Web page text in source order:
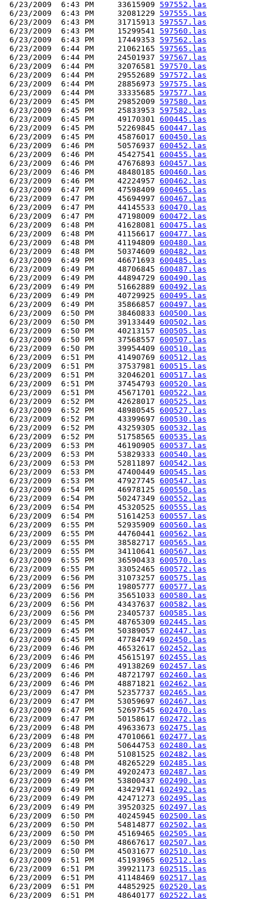
6/23/2009  6:43 PM     33615909 597552.las
6/23/2009  6:43 PM     32081229 597555.las
6/23/2009  6:43 PM     31715913 597557.las
6/23/2009  6:43 PM     15299541 597560.las
6/23/2009  6:43 PM     17449353 597562.las
6/23/2009  6:44 PM     21062165 597565.las
6/23/2009  6:44 PM     24501937 597567.las
6/23/2009  6:44 PM     32076581 597570.las
6/23/2009  6:44 PM     29552689 597572.las
6/23/2009  6:44 PM     28856973 597575.las
6/23/2009  6:44 PM     33335685 597577.las
6/23/2009  6:45 PM     29852009 597580.las
6/23/2009  6:45 PM     25833953 597582.las
6/23/2009  6:45 PM     49170301 600445.las
6/23/2009  6:45 PM     52269845 600447.las
6/23/2009  6:45 PM     45876017 600450.las
6/23/2009  6:46 PM     50576937 600452.las
6/23/2009  6:46 PM     45427541 600455.las
6/23/2009  6:46 PM     47676893 600457.las
6/23/2009  6:46 PM     48480185 600460.las
6/23/2009  6:46 PM     42224957 600462.las
6/23/2009  6:47 PM     47598409 600465.las
6/23/2009  6:47 PM     45694997 600467.las
6/23/2009  6:47 PM     44145533 600470.las
6/23/2009  6:47 PM     47198009 600472.las
6/23/2009  6:48 PM     41628081 600475.las
6/23/2009  6:48 PM     41156617 600477.las
6/23/2009  6:48 PM     41194809 600480.las
6/23/2009  6:48 PM     50374609 600482.las
6/23/2009  6:49 PM     46671693 600485.las
6/23/2009  6:49 PM     48706845 600487.las
6/23/2009  6:49 PM     44894729 600490.las
6/23/2009  6:49 PM     51662889 600492.las
6/23/2009  6:49 PM     40729925 600495.las
6/23/2009  6:49 PM     35866857 600497.las
6/23/2009  6:50 PM     38460833 600500.las
6/23/2009  6:50 PM     39133449 600502.las
6/23/2009  6:50 PM     40213157 600505.las
6/23/2009  6:50 PM     37568557 600507.las
6/23/2009  6:50 PM     39954409 600510.las
6/23/2009  6:51 PM     41490769 600512.las
6/23/2009  6:51 PM     37537981 600515.las
6/23/2009  6:51 PM     32046201 600517.las
6/23/2009  6:51 PM     37454793 600520.las
6/23/2009  6:51 PM     45671701 600522.las
6/23/2009  6:52 PM     42628017 600525.las
6/23/2009  6:52 PM     48980545 600527.las
6/23/2009  6:52 PM     43399697 600530.las
6/23/2009  6:52 PM     43259305 600532.las
6/23/2009  6:52 PM     51758565 600535.las
6/23/2009  6:53 PM     46190905 600537.las
6/23/2009  6:53 PM     53829333 600540.las
6/23/2009  6:53 PM     52811897 600542.las
6/23/2009  6:53 PM     47400449 600545.las
6/23/2009  6:53 PM     47927745 600547.las
6/23/2009  6:54 PM     46978125 600550.las
6/23/2009  6:54 PM     50247349 600552.las
6/23/2009  6:54 PM     45320525 600555.las
6/23/2009  6:54 PM     51614253 600557.las
6/23/2009  6:55 PM     52935909 600560.las
6/23/2009  6:55 PM     44760441 600562.las
6/23/2009  6:55 PM     38582717 600565.las
6/23/2009  6:55 PM     34110641 600567.las
6/23/2009  6:55 PM     36590433 600570.las
6/23/2009  6:55 PM     33052465 600572.las
6/23/2009  6:56 PM     31073257 600575.las
6/23/2009  6:56 PM     19805777 600577.las
6/23/2009  6:56 PM     35651033 600580.las
6/23/2009  6:56 PM     43437637 600582.las
6/23/2009  6:56 PM     23405737 600585.las
6/23/2009  6:45 PM     48765309 602445.las
6/23/2009  6:45 PM     50389057 602447.las
6/23/2009  6:45 PM     47784749 602450.las
6/23/2009  6:46 PM     46532617 602452.las
6/23/2009  6:46 PM     45615197 602455.las
6/23/2009  6:46 PM     49138269 602457.las
6/23/2009  6:46 PM     48721797 602460.las
6/23/2009  6:46 PM     48871821 602462.las
6/23/2009  6:47 PM     52357737 602465.las
6/23/2009  6:47 PM     53059697 602467.las
6/23/2009  6:47 PM     52697545 602470.las
6/23/2009  6:47 PM     50158617 602472.las
6/23/2009  6:48 PM     49633673 602475.las
6/23/2009  6:48 PM     47010661 602477.las
6/23/2009  6:48 PM     50644753 602480.las
6/23/2009  6:48 PM     51081525 602482.las
6/23/2009  6:48 PM     48265229 602485.las
6/23/2009  6:49 PM     49202473 602487.las
6/23/2009  6:49 PM     53800437 602490.las
6/23/2009  6:49 PM     43429741 602492.las
6/23/2009  6:49 PM     42471273 602495.las
6/23/2009  6:49 PM     39520325 602497.las
6/23/2009  6:50 PM     40245945 602500.las
6/23/2009  6:50 PM     54814877 602502.las
6/23/2009  6:50 PM     45169465 602505.las
6/23/2009  6:50 PM     48667617 602507.las
6/23/2009  6:50 PM     45031677 602510.las
6/23/2009  6:51 PM     45193965 602512.las
6/23/2009  6:51 PM     39921173 602515.las
6/23/2009  6:51 PM     41148469 602517.las
6/23/2009  6:51 PM     44852925 602520.las
6/23/2009  6:51 PM     48640177 602522.las